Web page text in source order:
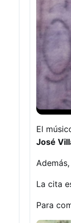
El
José
La cita
Para